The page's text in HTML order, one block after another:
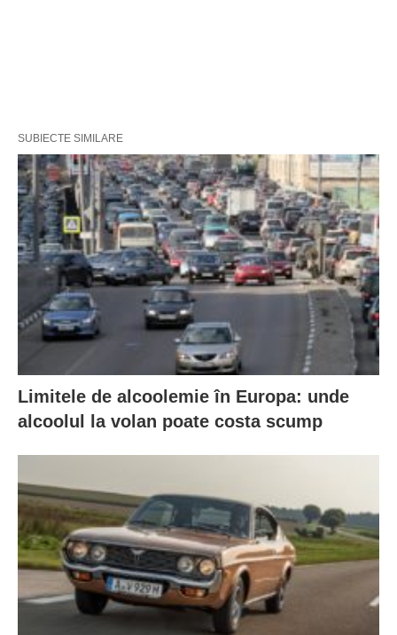
SUBIECTE SIMILARE
Limitele de alcoolemie în Europa: unde
alcoolul la volan poate costa scump